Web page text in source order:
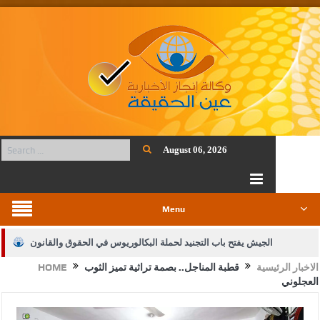
August 06, 2026
Menu
الجيش يفتح باب التجنيد لحملة البكالوريوس في الحقوق والقانون
بيان اجتماع عمّان:دعم الوصاية الهاشمية التاريخية على المقدسات
HOME الاخبار الرئيسية
قطبة المناجل.. بصمة تراثية تميز الثوب
العجلوني